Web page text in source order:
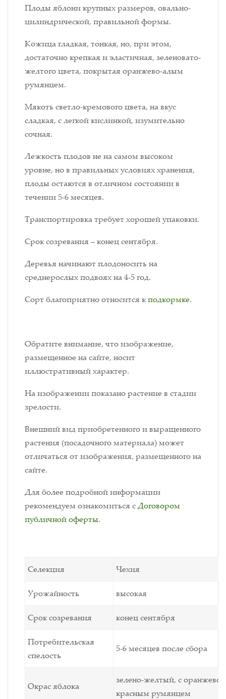
Плоды яблони крупных размеров, овально-
цилиндрической, правильной формы.
Кожица гладкая, тонкая, но, при этом,
достаточно крепкая и эластичная, зеленовато-
желтого цвета, покрытая оранжево-алым
румянцем.
Мякоть светло-кремового цвета, на вкус
сладкая, с легкой кислинкой, изумительно
сочная.
Лежкость плодов не на самом высоком
уровне, но в правильных условиях хранения,
плоды остаются в отличном состоянии в
течении 5-6 месяцев.
Транспортировка требует хорошей упаковки.
Срок созревания – конец сентября.
Деревья начинают плодоносить на
среднерослых подвоях на 4-5 год.
Сорт благоприятно относится кподкормке.
Обратите внимание, что изображение,
размещенное на сайте, носит
иллюстративный характер.
На изображении показано растение в стадии
зрелости.
Внешний вид приобретенного и выращенного
растения (посадочного материала) может
отличаться от изображения, размещенного на
сайте.
Для более подробной информации
рекомендуем ознакомиться сДоговором
публичной оферты.
Селекция Чехия
Урожайность высокая
Срок созревания конец сентября
Потребительская
спелость
5-6 месяцев после сбора
Окрас яблока
зелено-желтый, с оранжево-
красным румянцем